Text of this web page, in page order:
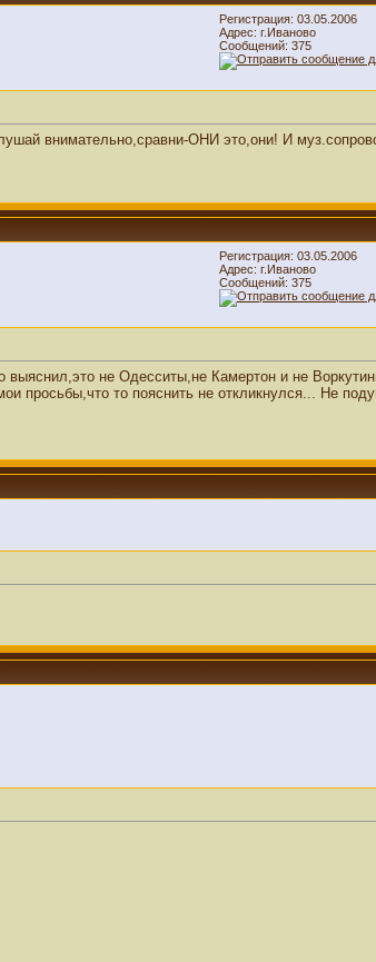
Регистрация: 03.05.2006
Адрес: г.Иваново
Сообщений: 375
внимательно,сравни-ОНИ это,они! И
Регистрация: 03.05.2006
Адрес: г.Иваново
Сообщений: 375
выяснил,это не Одесситы,не Камертон и не
просьбы,что то пояснить не откликнулся... Не